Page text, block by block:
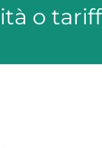
o